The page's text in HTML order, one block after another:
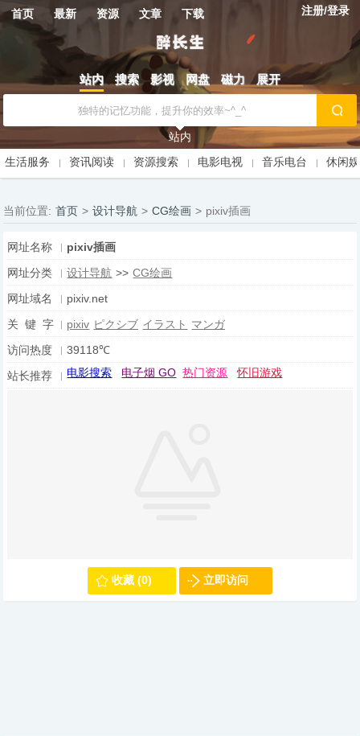
首页 最新 资源 文章 下载 注册/登录
站内 搜索 影视 网盘 磁力 展开
站内
生活服务
资讯阅读 资源搜索 电影电视 音乐电台 休闲
当前位置: 首页 > 设计导航 > CG绘画 > pixiv插画
网址名称
pixiv插画
网址分类
设计导航 >> CG绘画
网址域名
pixiv.net
关 键 字
pixiv ピクシブ イラスト マンガ
访问热度
39118℃
站长推荐
电影搜索 电子烟 GO 热门资源 怀旧游戏
收藏 (0) 立即访问